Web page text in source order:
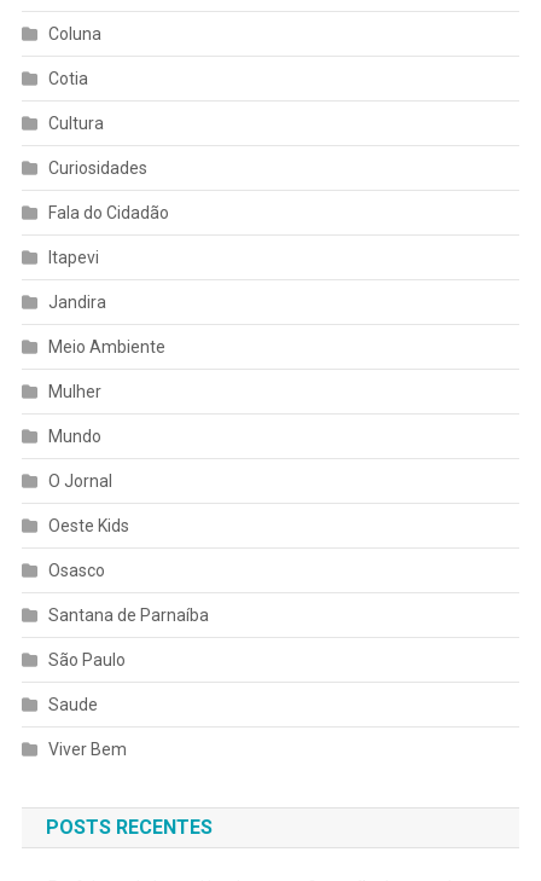
Coluna
Cotia
Cultura
Curiosidades
Fala do Cidadão
Itapevi
Jandira
Meio Ambiente
Mulher
Mundo
O Jornal
Oeste Kids
Osasco
Santana de Parnaíba
São Paulo
Saude
Viver Bem
POSTS RECENTES